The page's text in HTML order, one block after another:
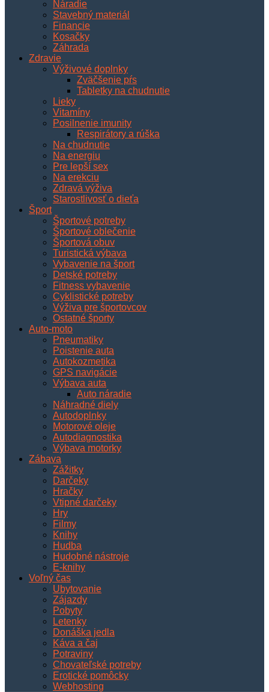
Náradie
Stavebný materiál
Financie
Kosačky
Záhrada
Zdravie
Výživové doplnky
Zväčšenie pŕs
Tabletky na chudnutie
Lieky
Vitamíny
Posilnenie imunity
Respirátory a rúška
Na chudnutie
Na energiu
Pre lepší sex
Na erekciu
Zdravá výživa
Starostlivosť o dieťa
Šport
Športové potreby
Športové oblečenie
Športová obuv
Turistická výbava
Vybavenie na šport
Detské potreby
Fitness vybavenie
Cyklistické potreby
Výživa pre športovcov
Ostatné športy
Auto-moto
Pneumatiky
Poistenie auta
Autokozmetika
GPS navigácie
Výbava auta
Auto náradie
Náhradné diely
Autodoplnky
Motorové oleje
Autodiagnostika
Výbava motorky
Zábava
Zážitky
Darčeky
Hračky
Vtipné darčeky
Hry
Filmy
Knihy
Hudba
Hudobné nástroje
E-knihy
Voľný čas
Ubytovanie
Zájazdy
Pobyty
Letenky
Donáška jedla
Káva a čaj
Potraviny
Chovateľské potreby
Erotické pomôcky
Webhosting